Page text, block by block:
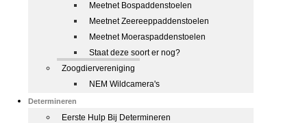
Meetnet Bospaddenstoelen
Meetnet Zeereeppaddenstoelen
Meetnet Moeraspaddenstoelen
Staat deze soort er nog?
Zoogdiervereniging
NEM Wildcamera's
Determineren
Eerste Hulp Bij Determineren